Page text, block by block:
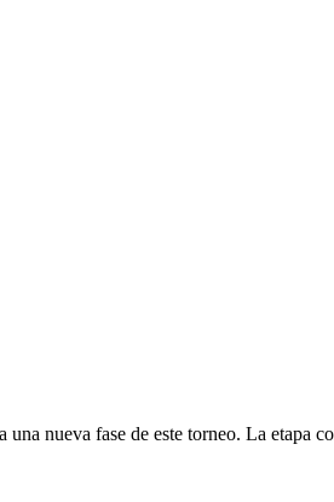
nueva fase de este torneo. La etapa